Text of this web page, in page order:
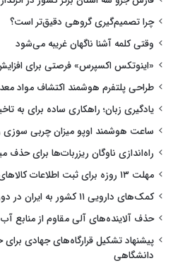
چرا تصمیم‌گیری گروهی دقیق‌تر است؟
وقتی کلمه آشنا ناگهان غریبه می‌شود
«اینوتکس اکسپرس» فرصتی برای
طراحی پلتفرم هوشمند اکتشاف مواد
یادگیری زبان؛ راهکاری ساده برای به
ساعت هوشمند اوپو میزان چربی سوزی
راه‌اندازی ناوگان ریزربات‌ها برای حذف
مهلت ۱۳ روزه برای ثبت اطلاعات کالاهای پزشکی
کمک‌های دارویی ۱۱ کشور به ایران در دوران جنگ
حذف آلاینده‌های آلی مقاوم از منابع آب
پیشنهاد تشکیل قرارگاه‌های جهادی
دانشگاهی